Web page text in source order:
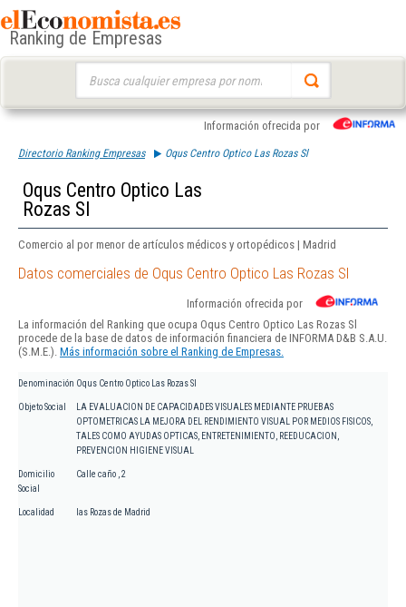
Ranking de Empresas
Información ofrecida por
Directorio Ranking Empresas Oqus Centro Optico Las Rozas Sl
Oqus Centro Optico Las
Rozas Sl
Comercio al por menor de artículos médicos y ortopédicos | Madrid
Datos comerciales de Oqus Centro Optico Las Rozas Sl
Información ofrecida por
La información del Ranking que ocupa Oqus Centro Optico Las Rozas Sl
procede de la base de datos de información financiera de INFORMA D&B S.A.U.
(S.M.E.). Más información sobre el Ranking de Empresas.
Denominación Oqus Centro Optico Las Rozas Sl
Objeto Social
LA EVALUACION DE CAPACIDADES VISUALES MEDIANTE PRUEBAS
OPTOMETRICAS LA MEJORA DEL RENDIMIENTO VISUAL POR MEDIOS FISICOS,
TALES COMO AYUDAS OPTICAS, ENTRETENIMIENTO, REEDUCACION,
PREVENCION HIGIENE VISUAL
Domicilio
Social
Calle caño , 2
Localidad las Rozas de Madrid